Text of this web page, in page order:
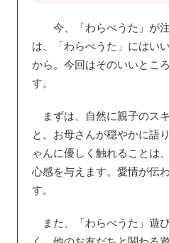
今、「わらべうた」が注
は、「わらべうた」にはい
から。今回はそのいいとこ
す。
まずは、自然に親子のス
と。お母さんが穏やかに語
ゃんに優しく触れることは
心感を与えます。愛情が伝
す。
また、「わらべうた」遊